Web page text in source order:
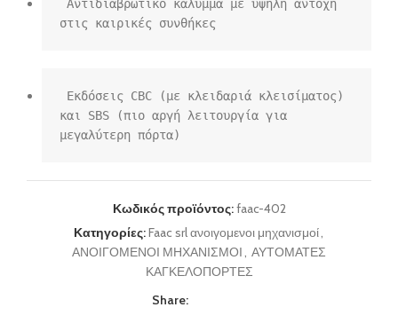
στις καιρικές συνθήκες
και SBS (πιο αργή λειτουργία για
Κωδικός προϊόντος:faac-402
Κατηγορίες:Faac srl ανοιγομενοι μηχανισμοί,
ΑΝΟΙΓΟΜΕΝΟΙ ΜΗΧΑΝΙΣΜΟΙ, ΑΥΤΟΜΑΤΕΣ
ΚΑΓΚΕΛΟΠΟΡΤΕΣ
Share: